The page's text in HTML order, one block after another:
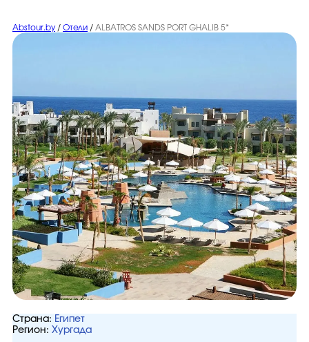
Abstour.by / Отели / ALBATROS SANDS PORT GHALIB 5*
Страна: Египет
Регион: Хургада